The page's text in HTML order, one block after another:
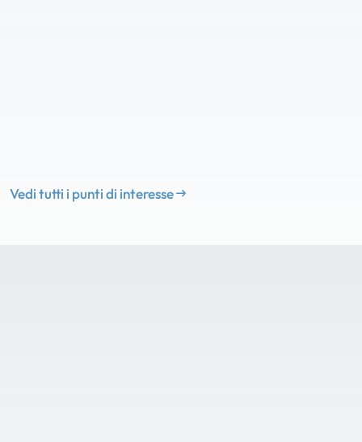
Vedi tutti i punti di interesse